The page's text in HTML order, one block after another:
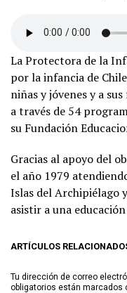
La Protectora de la
por la infancia de
niñas y jóvenes y a
a través de 54
su Fundación
Gracias al apoyo del
el año 1979
Islas del Archipiélago
asistir a una
ARTÍCULOS
Tu dirección de correo
obligatorios están marcados